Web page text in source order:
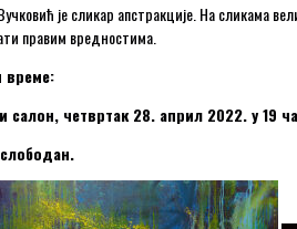
је сликар апстракције. На сликама
правим вредностима.
време:
салон, четвртак 28. април 2022. у 19